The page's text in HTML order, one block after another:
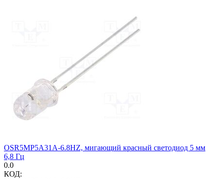
OSR5MP5A31A-6.8HZ, мигающий красный светодиод 5 мм
6,8 Гц
0.0
КОД: